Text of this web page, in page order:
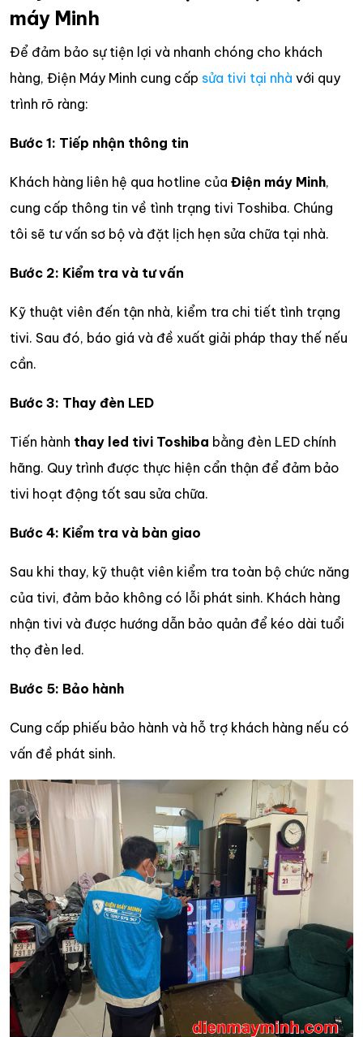
máy Minh
Để đảm bảo sự tiện lợi và nhanh chóng cho khách
hàng, Điện Máy Minh cung cấp sửa tivi tại nhà với quy
trình rõ ràng:
Bước 1: Tiếp nhận thông tin
Khách hàng liên hệ qua hotline của Điện máy Minh,
cung cấp thông tin về tình trạng tivi Toshiba. Chúng
tôi sẽ tư vấn sơ bộ và đặt lịch hẹn sửa chữa tại nhà.
Bước 2: Kiểm tra và tư vấn
Kỹ thuật viên đến tận nhà, kiểm tra chi tiết tình trạng
tivi. Sau đó, báo giá và đề xuất giải pháp thay thế nếu
cần.
Bước 3: Thay đèn LED
Tiến hành thay led tivi Toshiba bằng đèn LED chính
hãng. Quy trình được thực hiện cẩn thận để đảm bảo
tivi hoạt động tốt sau sửa chữa.
Bước 4: Kiểm tra và bàn giao
Sau khi thay, kỹ thuật viên kiểm tra toàn bộ chức năng
của tivi, đảm bảo không có lỗi phát sinh. Khách hàng
nhận tivi và được hướng dẫn bảo quản để kéo dài tuổi
thọ đèn led.
Bước 5: Bảo hành
Cung cấp phiếu bảo hành và hỗ trợ khách hàng nếu có
vấn đề phát sinh.